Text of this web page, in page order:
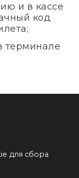
и в кассе
код
терминале
для сбора